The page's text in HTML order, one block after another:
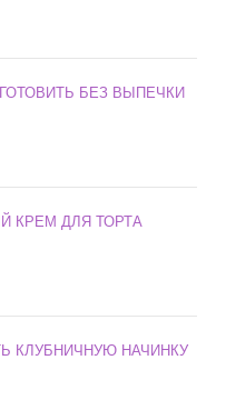
БЕЗ ВЫПЕЧКИ
КРЕМ ДЛЯ ТОРТА
КЛУБНИЧНУЮ НАЧИНКУ